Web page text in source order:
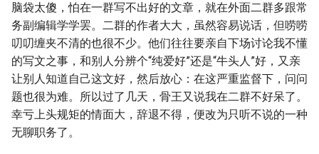
脑袋太傻，怕在一群写不出好的文章，就在外面二群多跟常
务副编辑学学罢。二群的作者大大，虽然容易说话，但唠唠
叨叨缠夹不清的也很不少。他们往往要亲自下场讨论我不懂
的写文之事，和别人分辨个“纯爱好”还是“牛头人”好，又亲
让别人知道自己这文好，然后放心：在这严重监督下，问问
题也很为难。所以过了几天，骨王又说我在二群不好呆了。
幸亏上头规矩的情面大，辞退不得，便改为只听不说的一种
无聊职务了。